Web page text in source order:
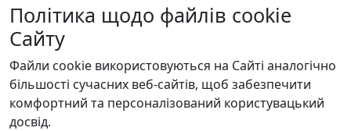
Політика щодо файлів cookie
Сайту
Файли cookie використовуються на Сайті аналогічно
більшості сучасних веб-сайтів, щоб забезпечити
комфортний та персоналізований користувацький
досвід.